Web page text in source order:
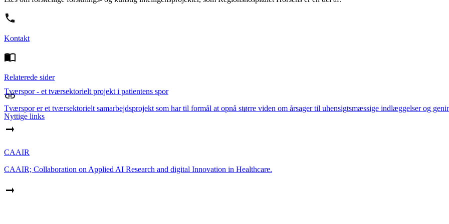
Kontakt
Relaterede sider
Nyttige links
Tværspor - et tværsektorielt projekt i patientens spor
Tværspor er et tværsektorielt samarbejdsprojekt som har til formål at opnå større viden om årsager til uhensigtsmæssige indlæggelser og
CAAIR
CAAIR; Collaboration on Applied AI Research and digital Innovation in Healthcare.